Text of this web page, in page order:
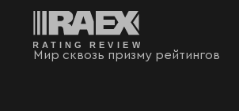
Мир сквозь призму рейтингов